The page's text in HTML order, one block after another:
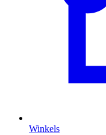
Winkels